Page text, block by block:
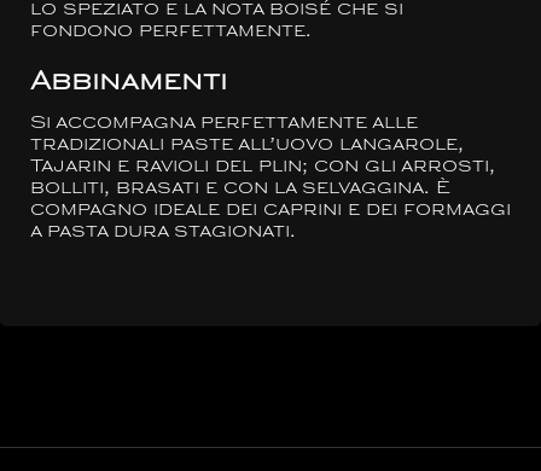
lo speziato e la nota boisé che si
fondono perfettamente.
Abbinamenti
Si accompagna perfettamente alle
tradizionali paste all’uovo langarole,
Tajarin e ravioli del plin; con gli arrosti,
bolliti, brasati e con la selvaggina. È
compagno ideale dei caprini e dei formaggi
a pasta dura stagionati.